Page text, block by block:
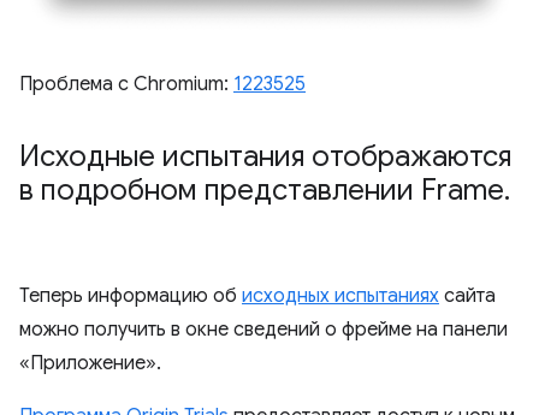
Проблема с Chromium: 1223525
Исходные испытания отображаются
в подробном представлении Frame.
Теперь информацию об исходных испытаниях сайта
можно получить в окне сведений о фрейме на панели
«Приложение».